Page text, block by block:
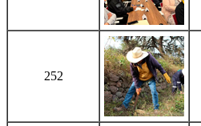
252